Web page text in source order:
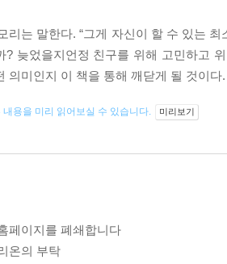
리는 말한다. “그게 자신이 할 수 있는
? 늦었을지언정 친구를 위해 고민하고
의미인지 이 책을 통해 깨닫게 될 것이다.
내용을 미리 읽어보실 수 있습니다. 미리보기
페이지를 폐쇄합니다
온의 부탁